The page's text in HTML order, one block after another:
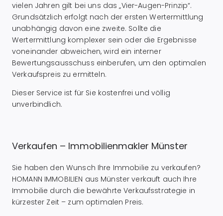
vielen Jahren gilt bei uns das „Vier-Augen-Prinzip“.
Grundsätzlich erfolgt nach der ersten Wertermittlung
unabhängig davon eine zweite. Sollte die
Wertermittlung komplexer sein oder die Ergebnisse
voneinander abweichen, wird ein interner
Bewertungsausschuss einberufen, um den optimalen
Verkaufspreis zu ermitteln.
Dieser Service ist für Sie kostenfrei und völlig
unverbindlich.
Verkaufen – Immobilienmakler Münster
Sie haben den Wunsch Ihre Immobilie zu verkaufen?
HOMANN IMMOBILIEN aus Münster verkauft auch Ihre
Immobilie durch die bewährte Verkaufsstrategie in
kürzester Zeit – zum optimalen Preis.